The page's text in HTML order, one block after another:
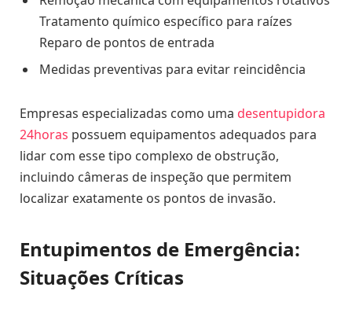
Tratamento químico específico para raízes
Reparo de pontos de entrada
Medidas preventivas para evitar reincidência
Empresas especializadas como uma desentupidora
24horas possuem equipamentos adequados para
lidar com esse tipo complexo de obstrução,
incluindo câmeras de inspeção que permitem
localizar exatamente os pontos de invasão.
Entupimentos de Emergência:
Situações Críticas